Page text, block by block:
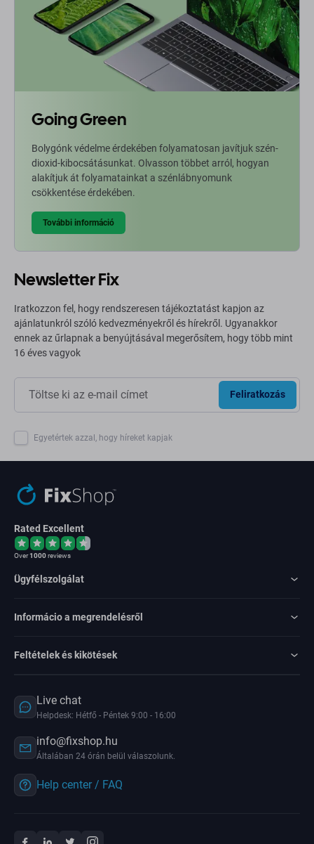
Going Green
Bolygónk védelme érdekében folyamatosan javítjuk szén-
dioxid-kibocsátásunkat. Olvasson többet arról, hogyan
alakítjuk át folyamatainkat a szénlábnyomunk
csökkentése érdekében.
További információ
Newsletter Fix
Iratkozzon fel, hogy rendszeresen tájékoztatást kapjon az
ajánlatunkról szóló kedvezményekről és hírekről. Ugyanakkor
ennek az űrlapnak a benyújtásával megerősítem, hogy több mint
16 éves vagyok
Feliratkozás
Egyetértek azzal, hogy híreket kapjak
Rated Excellent
Over1000reviews
Ügyfélszolgálat
Informácio a megrendelésről
Feltételek és kikötések
Live chat
Helpdesk: Hétfő - Péntek 9:00 - 16:00
info@fixshop.hu
Általában 24 órán belül válaszolunk.
Help center / FAQ